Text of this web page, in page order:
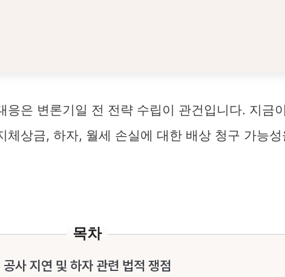
응은 변론기일 전 전략 수립이 관건입니다. 지금
체상금, 하자, 월세 손실에 대한 배상 청구 가능성
목차
공사 지연 및 하자 관련 법적 쟁점